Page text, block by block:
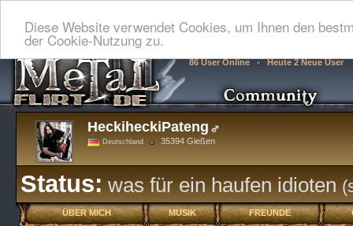
Diese Website verwendet Cookies, um Ihnen den
der Cookie-Nutzung zu.
86 User Online Heute 2 Neue User
HeckiheckiPateng
Deutschland 35394 Gießen
Status:was für ein haufen idioten
ÜBER MICH MUSIK FREUNDE